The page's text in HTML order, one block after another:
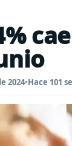
2024•Hace 101